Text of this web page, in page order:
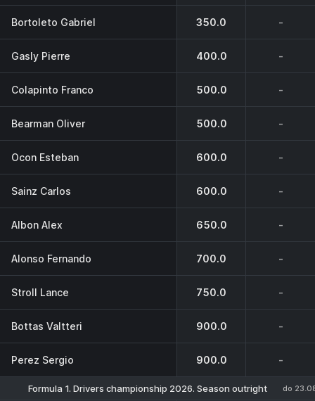
Bortoleto Gabriel 350.0 -
Gasly Pierre 400.0 -
Colapinto Franco 500.0 -
Bearman Oliver 500.0 -
Ocon Esteban 600.0 -
Sainz Carlos 600.0 -
Albon Alex 650.0 -
Alonso Fernando 700.0 -
Stroll Lance 750.0 -
Bottas Valtteri 900.0 -
Perez Sergio 900.0 -
Formula 1. Drivers championship 2026. Season outright do